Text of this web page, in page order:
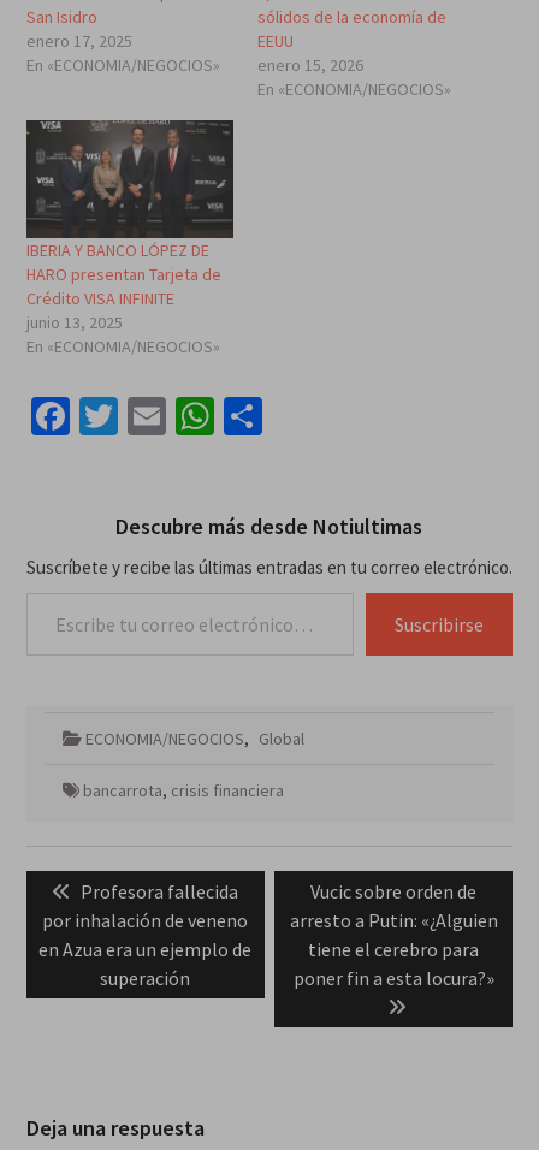
San Isidro
enero 17, 2025
En «ECONOMIA/NEGOCIOS»
sólidos de la economía de
EEUU
enero 15, 2026
En «ECONOMIA/NEGOCIOS»
IBERIA Y BANCO LÓPEZ DE
HARO presentan Tarjeta de
Crédito VISA INFINITE
junio 13, 2025
En «ECONOMIA/NEGOCIOS»
Facebook
Twitter
EmailWhatsApp
Compartir
Descubre más desde Notiultimas
Suscríbete y recibe las últimas entradas en tu correo electrónico.
Suscribirse
ECONOMIA/NEGOCIOS, Global
bancarrota, crisis financiera
Navegación
entradas
Previous
post:
Profesora fallecida
por inhalación de veneno
en Azua era un ejemplo de
superación
Next
post:
Vucic sobre orden de
arresto a Putin: «¿Alguien
tiene el cerebro para
poner fin a esta locura?»
Deja una respuesta